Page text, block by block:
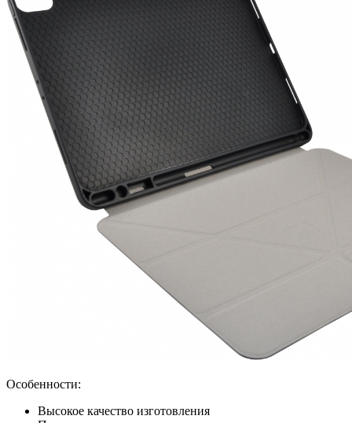
Особенности:
Высокое качество изготовления